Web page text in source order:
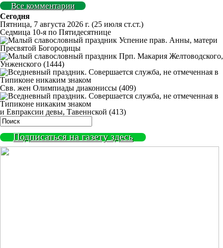
Все комментарии
Сегодня
Пятница, 7 августа 2026 г. (25 июля ст.ст.)
Седмица 10-я по Пятидесятнице
Успение прав. Анны, матери
Пресвятой Богородицы
Прп. Макария Желтоводского,
Унженского (1444)
Свв. жен Олимпиады диакониссы (409)
и Евпраксии девы, Тавеннской (413)
Подписаться на газету здесь